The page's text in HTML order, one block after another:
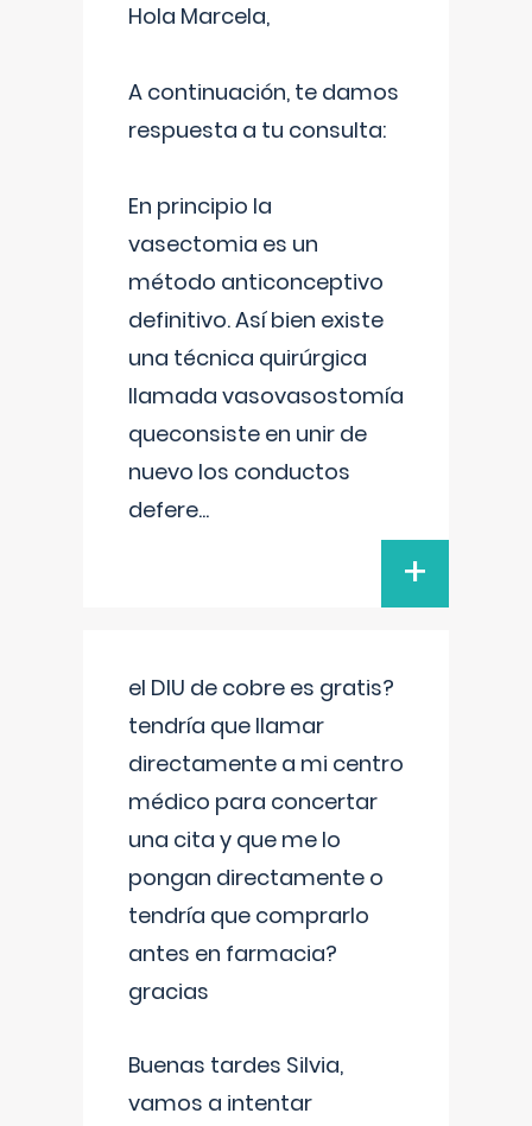
Hola Marcela,
A continuación, te damos
respuesta a tu consulta:
En principio la
vasectomia es un
método anticonceptivo
definitivo. Así bien existe
una técnica quirúrgica
llamada vasovasostomía
queconsiste en unir de
nuevo los conductos
defere...
+
el DIU de cobre es gratis?
tendría que llamar
directamente a mi centro
médico para concertar
una cita y que me lo
pongan directamente o
tendría que comprarlo
antes en farmacia?
gracias
Buenas tardes Silvia,
vamos a intentar